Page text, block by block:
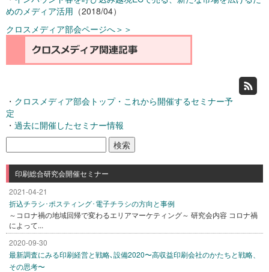
めのメディア活用 （2018/04）
クロスメディア部会ページへ＞＞
・ クロスメディア部会トップ・これから開催するセミナー予
定
・ 過去に開催したセミナー情報
索:
印刷総合研究会開催セミナー
2021-04-21
折込チラシ･ポスティング･電子チラシの方向と事例
～コロナ禍の地域回帰で変わるエリアマーケティング～ 研究会内容 コロナ禍
によって...
2020-09-30
最新調査にみる印刷経営と戦略､設備2020〜高収益印刷会社のかたちと戦略、
その思考〜